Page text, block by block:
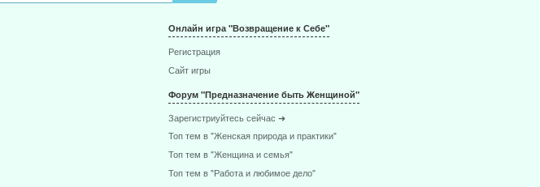
Онлайн игра "Возвращение к Себе"
Регистрация
Сайт игры
Форум "Предназначение быть Женщиной"
Зарегистриуйтесь сейчас ➜
Топ тем в "Женская природа и практики"
Топ тем в "Женщина и семья"
Топ тем в "Работа и любимое дело"